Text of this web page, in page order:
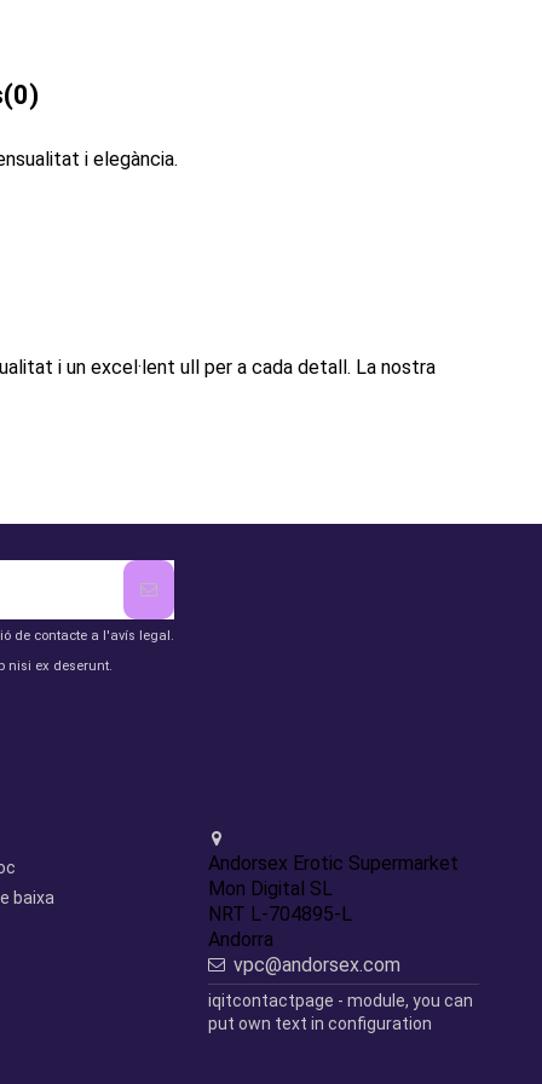
(0)
i elegància.
i un excel·lent ull per a cada detall. La nostra
de contacte a l'avís legal.
nisi ex deserunt.
baixa
Andorsex Erotic Supermarket
Mon Digital SL
NRT L-704895-L
Andorra
vpc@andorsex.com
iqitcontactpage - module, you can
put own text in configuration